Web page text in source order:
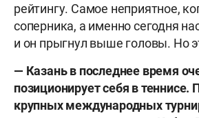
рейтингу. Самое неприятное,
соперника, а именно сегодня
и он прыгнул выше головы. Но
— Казань в последнее время
позиционирует себя в теннисе.
крупных международных